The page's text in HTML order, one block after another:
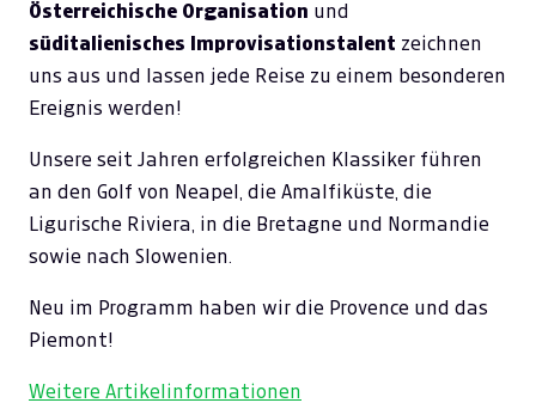
Österreichische Organisation und
süditalienisches Improvisationstalent zeichnen
uns aus und lassen jede Reise zu einem besonderen
Ereignis werden!
Unsere seit Jahren erfolgreichen Klassiker führen
an den Golf von Neapel, die Amalfiküste, die
Ligurische Riviera, in die Bretagne und Normandie
sowie nach Slowenien.
Neu im Programm haben wir die Provence und das
Piemont!
Weitere Artikelinformationen